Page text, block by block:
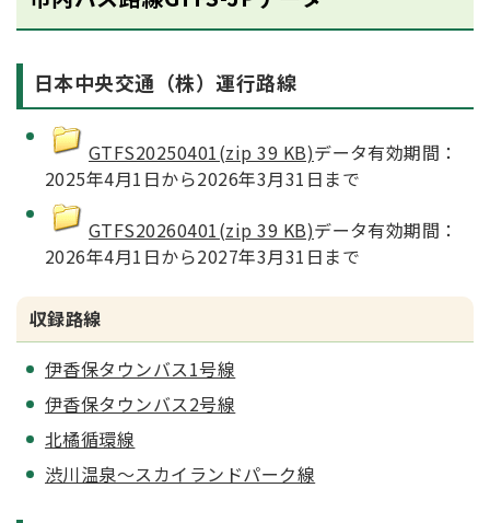
日本中央交通（株）運行路線
GTFS20250401(zip 39 KB)データ有効期間：
2025年4月1日から2026年3月31日まで
GTFS20260401(zip 39 KB)データ有効期間：
2026年4月1日から2027年3月31日まで
収録路線
伊香保タウンバス1号線
伊香保タウンバス2号線
北橘循環線
渋川温泉～スカイランドパーク線